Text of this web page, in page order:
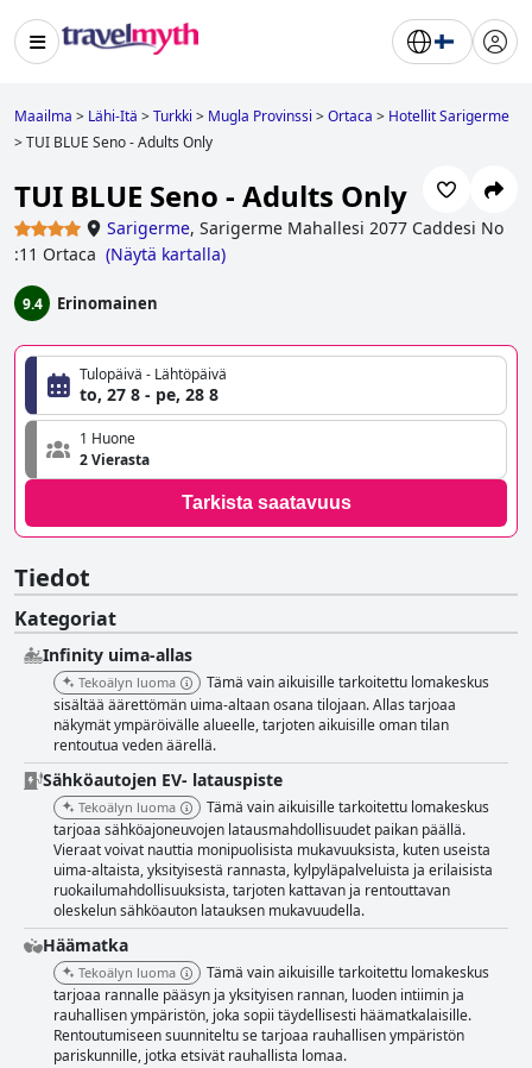
Maailma > Lähi-Itä >Turkki > Mugla Provinssi >Ortaca > Hotellit Sarigerme
>TUI BLUE Seno - Adults Only
TUI BLUE Seno - Adults Only
Sarigerme, Sarigerme Mahallesi 2077 Caddesi No
:11 Ortaca (Näytä kartalla)
9.4 Erinomainen
Tulopäivä - Lähtöpäivä
to, 27 8 - pe, 28 8
1 Huone
2 Vierasta
Tarkista saatavuus
Tiedot
Kategoriat
Infinity uima-allas
Tekoälyn luoma
Tämä vain aikuisille tarkoitettu lomakeskus
sisältää äärettömän uima-altaan osana tilojaan. Allas tarjoaa
näkymät ympäröivälle alueelle, tarjoten aikuisille oman tilan
rentoutua veden äärellä.
Sähköautojen EV- latauspiste
Tekoälyn luoma
Tämä vain aikuisille tarkoitettu lomakeskus
tarjoaa sähköajoneuvojen latausmahdollisuudet paikan päällä.
Vieraat voivat nauttia monipuolisista mukavuuksista, kuten useista
uima-altaista, yksityisestä rannasta, kylpyläpalveluista ja erilaisista
ruokailumahdollisuuksista, tarjoten kattavan ja rentouttavan
oleskelun sähköauton latauksen mukavuudella.
Häämatka
Tekoälyn luoma
Tämä vain aikuisille tarkoitettu lomakeskus
tarjoaa rannalle pääsyn ja yksityisen rannan, luoden intiimin ja
rauhallisen ympäristön, joka sopii täydellisesti häämatkalaisille.
Rentoutumiseen suunniteltu se tarjoaa rauhallisen ympäristön
pariskunnille, jotka etsivät rauhallista lomaa.